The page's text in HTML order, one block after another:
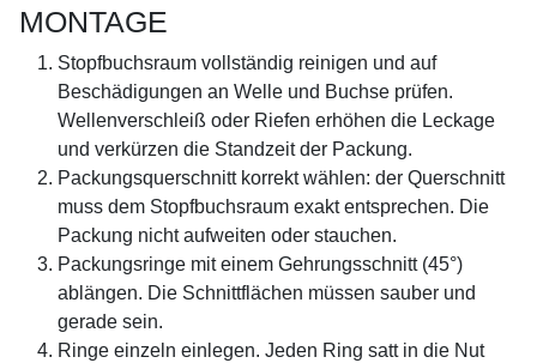
MONTAGE
Stopfbuchsraum vollständig reinigen und auf
Beschädigungen an Welle und Buchse prüfen.
Wellenverschleiß oder Riefen erhöhen die Leckage
und verkürzen die Standzeit der Packung.
Packungsquerschnitt korrekt wählen: der Querschnitt
muss dem Stopfbuchsraum exakt entsprechen. Die
Packung nicht aufweiten oder stauchen.
Packungsringe mit einem Gehrungsschnitt (45°)
ablängen. Die Schnittflächen müssen sauber und
gerade sein.
Ringe einzeln einlegen. Jeden Ring satt in die Nut